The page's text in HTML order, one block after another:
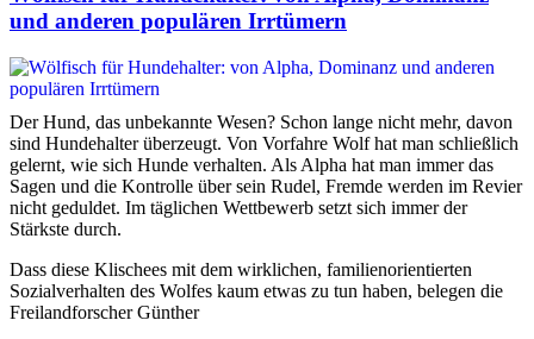
und anderen populären Irrtümern
Der Hund, das unbekannte Wesen? Schon lange nicht mehr, davon
sind Hundehalter überzeugt. Von Vorfahre Wolf hat man schließlich
gelernt, wie sich Hunde verhalten. Als Alpha hat man immer das
Sagen und die Kontrolle über sein Rudel, Fremde werden im Revier
nicht geduldet. Im täglichen Wettbewerb setzt sich immer der
Stärkste durch.
Dass diese Klischees mit dem wirklichen, familienorientierten
Sozialverhalten des Wolfes kaum etwas zu tun haben, belegen die
Freilandforscher Günther